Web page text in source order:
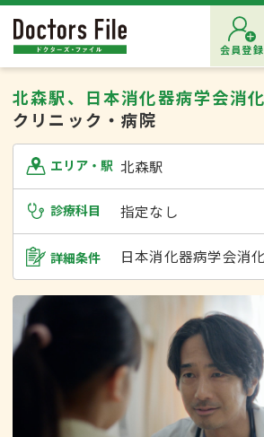
会員登録
北森駅、日本消化器病学会消
クリニック・病院
エリア・駅 北森駅
診療科目 指定なし
詳細条件